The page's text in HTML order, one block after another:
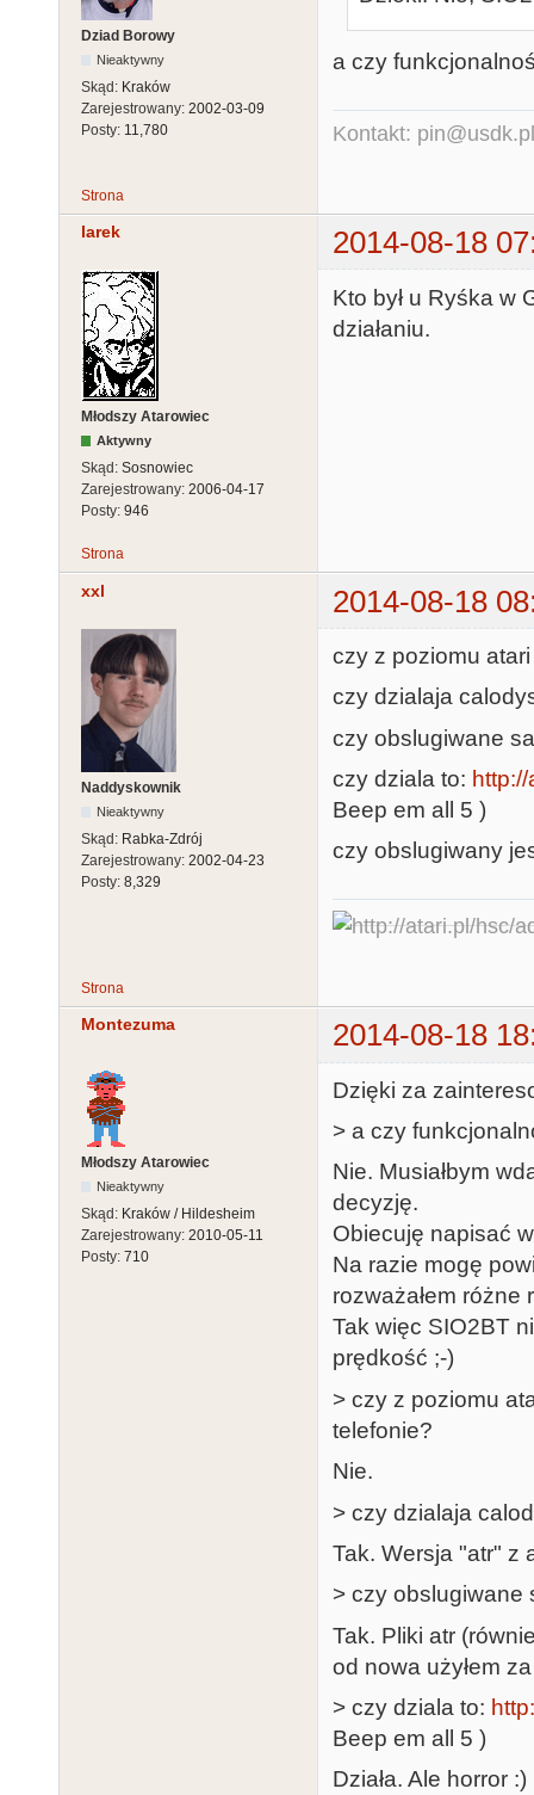
Dziad Borowy
Nieaktywny
Skąd: Kraków
Zarejestrowany: 2002-03-09
Posty: 11,780
a czy
Kontakt: pin@usdk.pl
Strona
larek 2014-08-18
Młodszy Atarowiec
Aktywny
Skąd: Sosnowiec
Zarejestrowany: 2006-04-17
Posty: 946
Kto był u Ryśka w
działaniu.
Strona
xxl 2014-08-18
Naddyskownik
Nieaktywny
Skąd: Rabka-Zdrój
Zarejestrowany: 2002-04-23
Posty: 8,329
czy z poziomu
czy dzialaja
czy obslugiwane
czy dziala to:
Beep em all 5 )
czy obslugiwany
Strona
Montezuma 2014-08-18
Młodszy Atarowiec
Nieaktywny
Skąd: Kraków / Hildesheim
Zarejestrowany: 2010-05-11
Posty: 710
Dzięki za
> a czy
Nie. Musiałbym
decyzję.
Obiecuję napisać
Na razie mogę
rozważałem różne
Tak więc SIO2BT
prędkość ;-)
> czy z poziomu
telefonie?
Nie.
> czy dzialaja
Tak. Wersja "atr" z
> czy obslugiwane
Tak. Pliki atr
od nowa użyłem
> czy dziala to:
Beep em all 5 )
Działa. Ale horror :)